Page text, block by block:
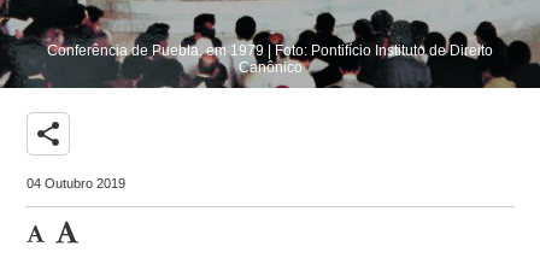
Conferência de Puebla, em 1979 | Foto: Pontifício Instituto de Direito
Canônico
share
04 Outubro 2019